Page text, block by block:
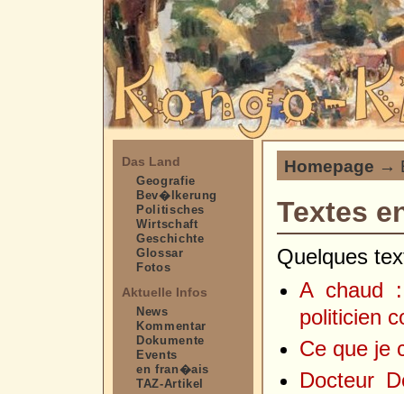
Das Land
Geografie
Bev�lkerung
Politisches
Wirtschaft
Geschichte
Glossar
Fotos
Aktuelle Infos
News
Kommentar
Dokumente
Events
en fran�ais
TAZ-Artikel
Homepage →
Textes
Quelques
A chaud
politicien
Ce que je
Docteur